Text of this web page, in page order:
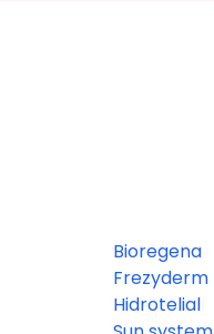
Bioregena
Frezyderm
Hidrotelial